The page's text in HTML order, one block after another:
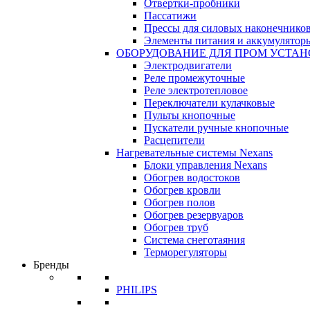
Отвертки-пробники
Пассатижи
Прессы для силовых наконечников
Элементы питания и
ОБОРУДОВАНИЕ ДЛЯ ПРОМ
Электродвигатели
Реле промежуточные
Реле электротепловое
Переключатели кулачковые
Пульты кнопочные
Пускатели ручные кнопочные
Расцепители
Нагревательные системы Nexans
Блоки управления Nexans
Обогрев водостоков
Обогрев кровли
Обогрев полов
Обогрев резервуаров
Обогрев труб
Система снеготаяния
Терморегуляторы
Бренды
PHILIPS